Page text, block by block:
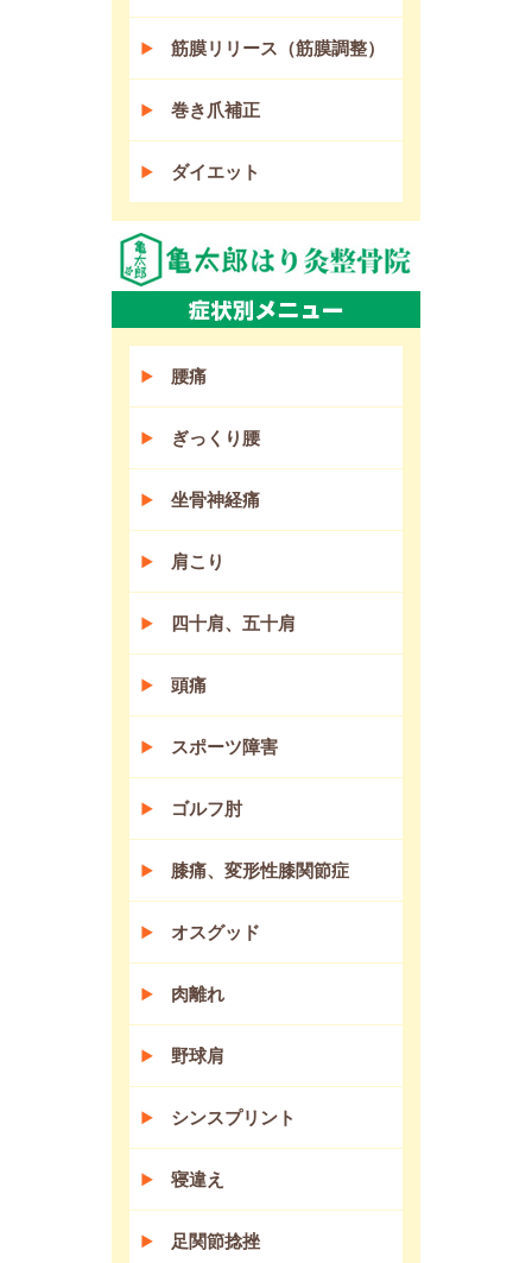
筋膜リリース（筋膜調整）
巻き爪補正
ダイエット
腰痛
ぎっくり腰
坐骨神経痛
肩こり
四十肩、五十肩
頭痛
スポーツ障害
ゴルフ肘
膝痛、変形性膝関節症
オスグッド
肉離れ
野球肩
シンスプリント
寝違え
足関節捻挫